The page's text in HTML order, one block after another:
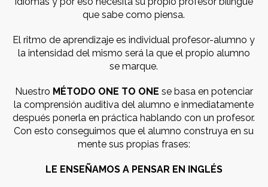
que sabe como piensa.
El ritmo de aprendizaje es individual profesor-alumno y
la intensidad del mismo será la que el propio alumno
se marque.
Nuestro MÉTODO ONE TO ONE se basa en potenciar
la comprensión auditiva del alumno e inmediatamente
después ponerla en práctica hablando con un profesor.
Con esto conseguimos que el alumno construya en su
mente sus propias frases:
LE ENSEÑAMOS A PENSAR EN INGLÉS